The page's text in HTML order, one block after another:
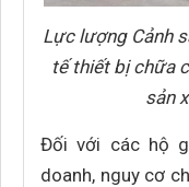
Lực lượng Cảnh
tế thiết bị chữa
sản
Đối với các hộ
doanh, nguy cơ